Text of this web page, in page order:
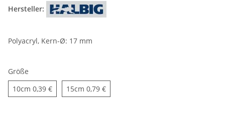
Hersteller:
Polyacryl, Kern-Ø: 17 mm
Größe
10cm 10cm
0,39 € 15cm 15cm
0,79 €